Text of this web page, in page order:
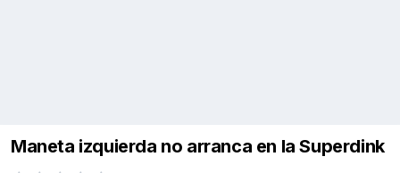
Maneta izquierda no arranca en la Superdink